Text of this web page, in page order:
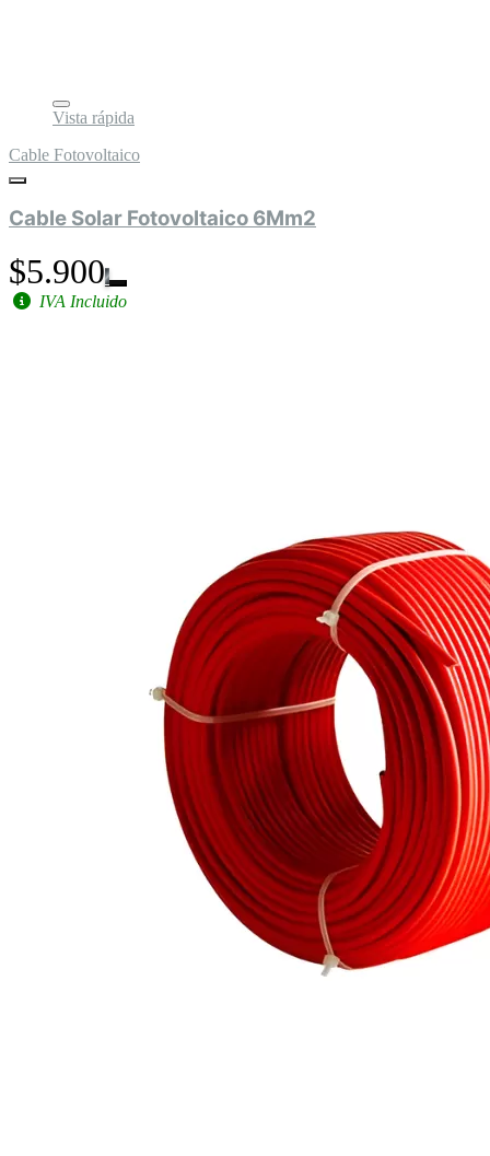
Vista rápida
Cable Fotovoltaico
Cable Solar Fotovoltaico 6Mm2
$5.900
IVA Incluido